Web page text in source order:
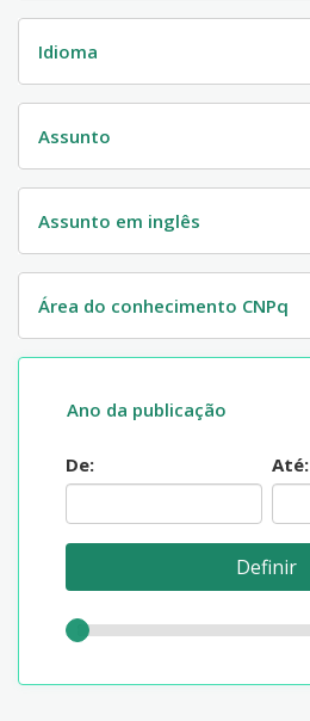
Idioma
Assunto
Assunto em inglês
Área do conhecimento CNPq
Ano da publicação
De: Até: